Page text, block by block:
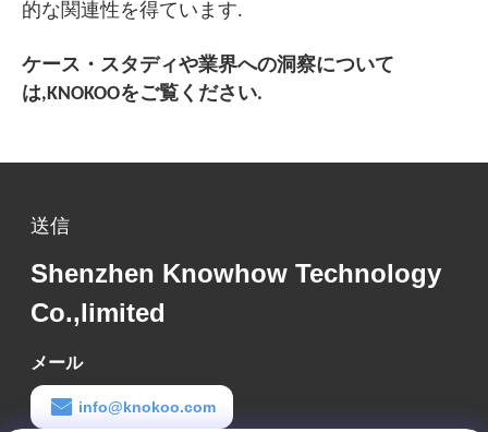
的な関連性を得ています.
ケース・スタディや業界への洞察について
は,KNOKOOをご覧ください.
送信
Shenzhen Knowhow Technology
Co.,limited
メール
info@knokoo.com